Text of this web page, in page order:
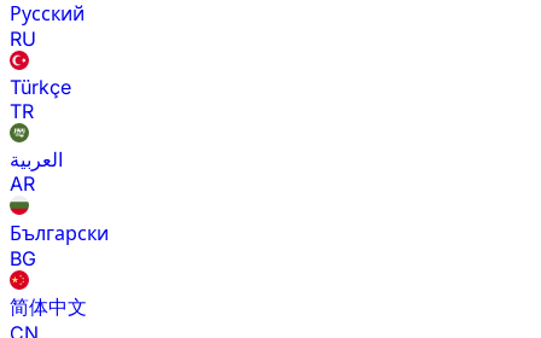
Русский
RU
Türkçe
TR
العربية
AR
Български
BG
简体中文